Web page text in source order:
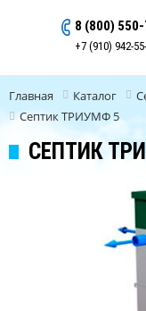
8 (800)
+7 (910) 942-
Главная Каталог
Септик ТРИУМФ 5
СЕПТИК